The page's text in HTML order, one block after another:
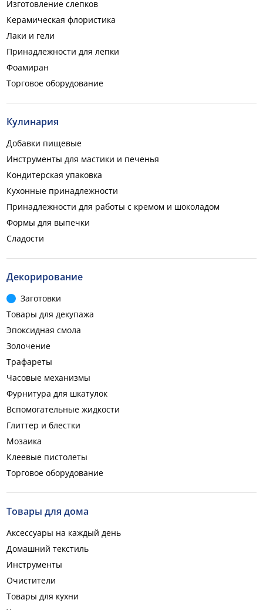
Изготовление слепков
Керамическая флористика
Лаки и гели
Принадлежности для лепки
Фоамиран
Торговое оборудование
Кулинария
Добавки пищевые
Инструменты для мастики и печенья
Кондитерская упаковка
Кухонные принадлежности
Принадлежности для работы с кремом и шоколадом
Формы для выпечки
Сладости
Декорирование
Заготовки
Товары для декупажа
Эпоксидная смола
Золочение
Трафареты
Часовые механизмы
Фурнитура для шкатулок
Вспомогательные жидкости
Глиттер и блестки
Мозаика
Клеевые пистолеты
Торговое оборудование
Товары для дома
Аксессуары на каждый день
Домашний текстиль
Инструменты
Очистители
Товары для кухни